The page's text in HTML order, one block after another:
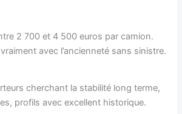
2 700 et 4 500 euros par camion.
avec l’ancienneté sans sinistre.
cherchant la stabilité long terme,
profils avec excellent historique.